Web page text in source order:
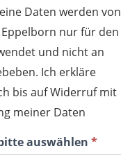
Kontraste
Daten werden von
nur für den
und nicht an
Ich erkläre
bis auf Widerruf mit
meiner Daten
auswählen *